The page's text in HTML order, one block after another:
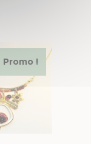
Promo !